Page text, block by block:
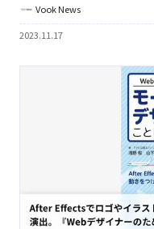
Vook News
2023.11.17